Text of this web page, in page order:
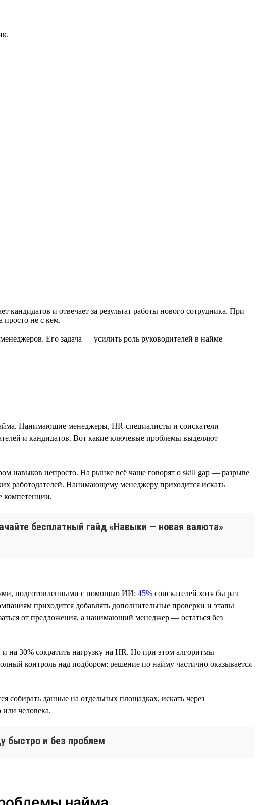
и отвечает за результат работы нового сотрудника. При
просто не с кем.
Его задача — усилить роль руководителей в найме
Нанимающие менеджеры, HR-специалисты и соискатели
и кандидатов. Вот какие ключевые проблемы выделяют
навыков непросто. На рынке всё чаще говорят о skill gap — разрыве
работодателей. Нанимающему менеджеру приходится искать
компетенции.
бесплатный гайд «Навыки — новая валюта»
подготовленными с помощью ИИ: 45% соискателей хотя бы раз
приходится добавлять дополнительные проверки и этапы
от предложения, а нанимающий менеджер — остаться без
на 30% сократить нагрузку на HR. Но при этом алгоритмы
контроль над подбором: решение по найму частично оказывается
собирать данные на отдельных площадках, искать через
человека.
быстро и без проблем